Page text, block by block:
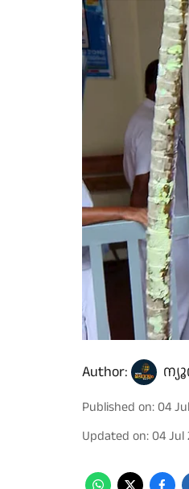
Author:
Published on: 04
Updated on: 04 Jul